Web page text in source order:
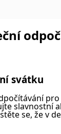
svátku
slavnostní
se, že v